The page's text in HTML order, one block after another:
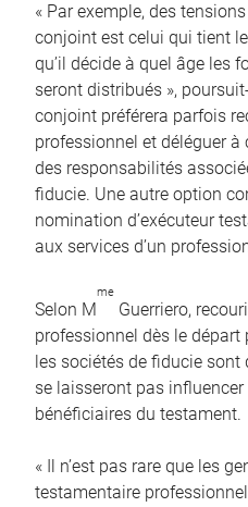
« Par exemple, des
conjoint est celui qui tient
qu’il décide à quel âge les
seront distribués »,
conjoint préférera parfois
professionnel et déléguer
des responsabilités
fiducie. Une autre option
nomination d’exécuteur
aux services d’un
Selon M
me
Guerriero,
professionnel dès le départ
les sociétés de fiducie sont
se laisseront pas
bénéficiaires du testament.
« Il n’est pas rare que les
testamentaire